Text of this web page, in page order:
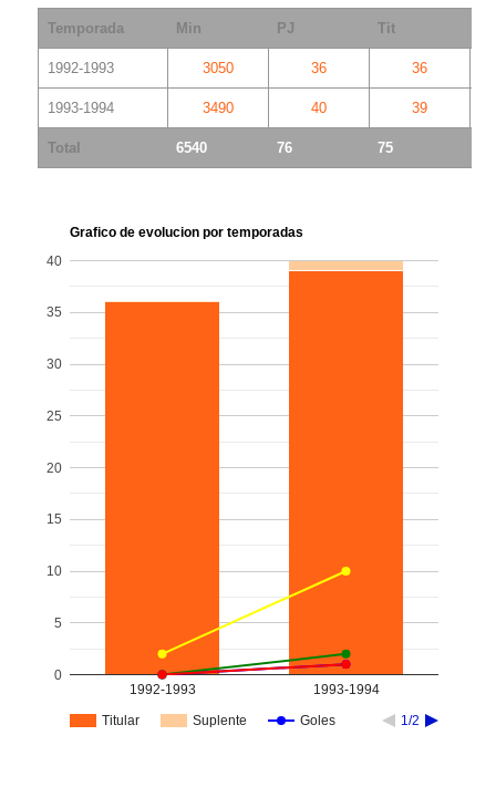
Temporada Min PJ Tit
1992-1993 3050 36 36
1993-1994 3490 40 39
Total 6540 76 75
Grafico de evolucion por temporadas
Titular Suplente Goles 1/2
1992-1993 1993-1994
0
5
10
15
20
25
30
35
40